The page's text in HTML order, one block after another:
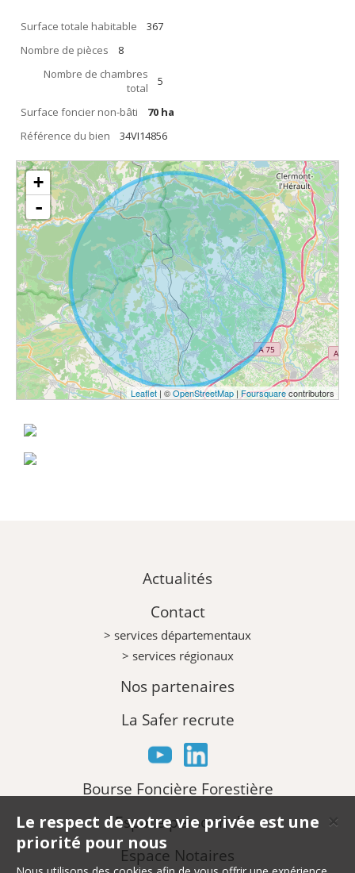
Surface totale habitable
367
Nombre de pièces
8
Nombre de chambres
total
5
Surface foncier non-bâti
70 ha
Référence du bien
34VI14856
+
-
Leaflet | ©OpenStreetMap | Foursquarecontributors
Actualités
Contact
> services départementaux
> services régionaux
Nos partenaires
La Safer recrute
Bourse Foncière Forestière
Espace personnel
Espace Notaires
✕
Le respect de votre vie privée est une
priorité pour nous